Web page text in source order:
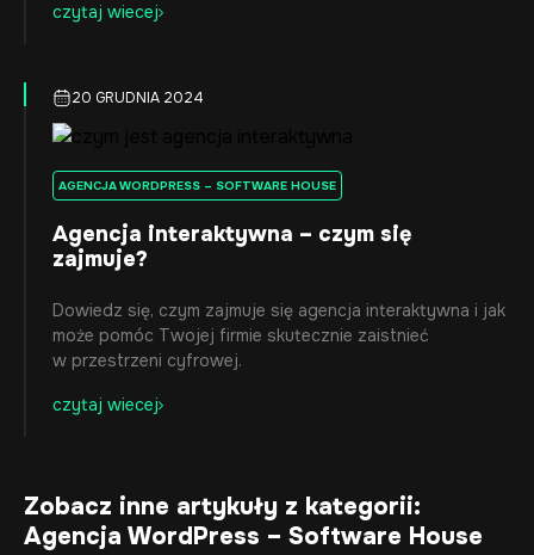
czytaj wiecej
20 GRUDNIA 2024
AGENCJA WORDPRESS – SOFTWARE HOUSE
Agencja interaktywna – czym się
zajmuje?
Dowiedz się, czym zajmuje się agencja interaktywna i jak
może pomóc Twojej firmie skutecznie zaistnieć
w przestrzeni cyfrowej.
czytaj wiecej
Zobacz inne artykuły z kategorii:
Agencja WordPress – Software House